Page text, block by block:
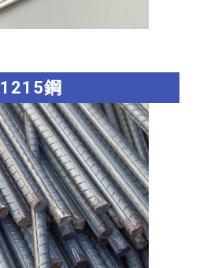
1215鋼